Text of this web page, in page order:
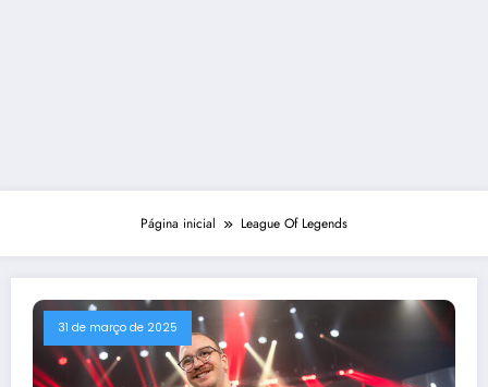
Página inicial League Of Legends
31 de março de 2025